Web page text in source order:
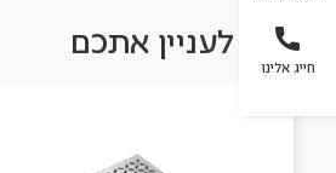
חייג אלינו
עשוי לעניין אתכם